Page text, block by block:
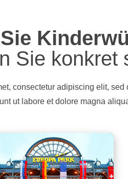
Sie konkret
consectetur adipiscing elit, sed
ut labore et dolore magna